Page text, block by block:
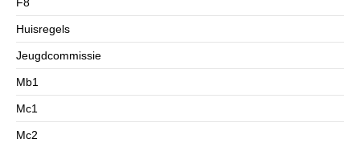
F8
Huisregels
Jeugdcommissie
Mb1
Mc1
Mc2